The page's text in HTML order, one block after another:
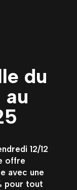
du
au
12/12
offre
avec une
pour tout